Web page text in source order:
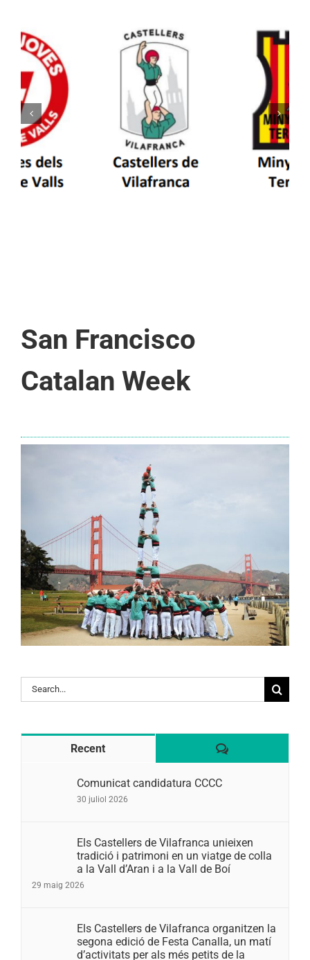
Els Castellers de Vilafranca unieixen tradició i
patrimoni en un viatge de colla a la Vall
d’Aran i a la Vall de Boí
San Francisco
Catalan Week
Search
for:
Recent Comentaris
Comunicat candidatura CCCC
30 juliol 2026
Els Castellers de Vilafranca unieixen
tradició i patrimoni en un viatge de colla
a la Vall d’Aran i a la Vall de Boí
29 maig 2026
Els Castellers de Vilafranca organitzen la
segona edició de Festa Canalla, un matí
d’activitats per als més petits de la